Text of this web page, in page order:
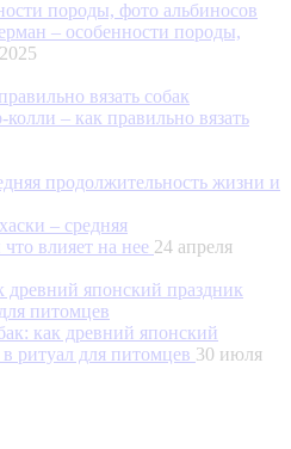
– особенности породы,
колли – как правильно вязать
– средняя
влияет на нее 24 апреля
как древний японский
ритуал для питомцев 30 июля